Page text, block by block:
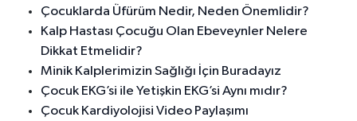
Çocuklarda Üfürüm Nedir, Neden Önemlidir?
Kalp Hastası Çocuğu Olan Ebeveynler Nelere
Dikkat Etmelidir?
Minik Kalplerimizin Sağlığı İçin Buradayız
Çocuk EKG’si ile Yetişkin EKG’si Aynı mıdır?
Çocuk Kardiyolojisi Video Paylaşımı